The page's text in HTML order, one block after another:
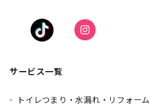
サービス一覧
トイレつまり・水漏れ・リフォーム